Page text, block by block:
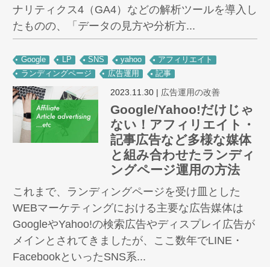
ナリティクス4（GA4）などの解析ツールを導入し
たものの、「データの見方や分析方...
Google LP SNS yahoo
アフィリエイト
ランディングページ
広告運用 記事
2023.11.30 | 広告運用の改善
Google/Yahoo!だけじゃ
ない！アフィリエイト・
記事広告など多様な媒体
と組み合わせたランディ
ングページ運用の方法
これまで、ランディングページを受け皿とした
WEBマーケティングにおける主要な広告媒体は
GoogleやYahoo!の検索広告やディスプレイ広告が
メインとされてきましたが、ここ数年でLINE・
FacebookといったSNS系...